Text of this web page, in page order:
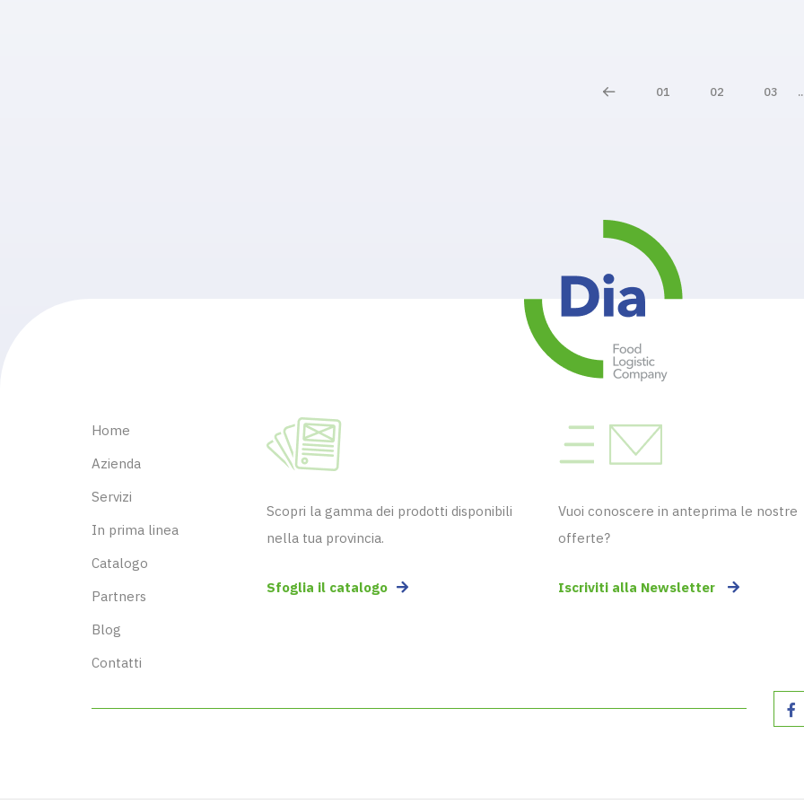
01 02 03
Home
Azienda
Servizi
In prima linea
Catalogo
Partners
Blog
Contatti
Scopri la gamma dei prodotti disponibili
nella tua provincia.
Sfoglia il catalogo
Vuoi conoscere in anteprima le nostre
offerte?
Iscriviti alla Newsletter